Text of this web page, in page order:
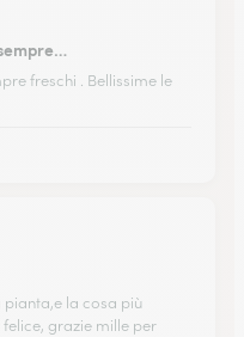
freschi . Bellissime le
la cosa più
grazie mille per